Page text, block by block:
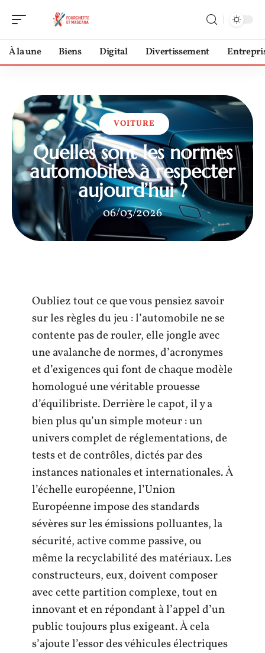
À la une Biens Digital Divertissement
VOITURE
Quelles sont les normes
automobiles à respecter
aujourd’hui ?
06/03/2026
Oubliez tout ce que vous pensiez savoir
sur les règles du jeu : l’automobile ne se
contente pas de rouler, elle jongle avec
une avalanche de normes, d’acronymes
et d’exigences qui font de chaque modèle
homologué une véritable prouesse
d’équilibriste. Derrière le capot, il y a
bien plus qu’un simple moteur : un
univers complet de réglementations, de
tests et de contrôles, dictés par des
instances nationales et internationales. À
l’échelle européenne, l’Union
Européenne impose des standards
sévères sur les émissions polluantes, la
sécurité, active comme passive, ou
même la recyclabilité des matériaux. Les
constructeurs, eux, doivent composer
avec cette partition complexe, tout en
innovant et en répondant à l’appel d’un
public toujours plus exigeant. À cela
s’ajoute l’essor des véhicules électriques